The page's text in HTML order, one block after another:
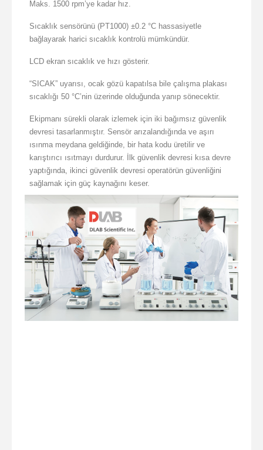
Maks. 1500 rpm’ye kadar hız.
Sıcaklık sensörünü (PT1000) ±0.2 °C hassasiyetle
bağlayarak harici sıcaklık kontrolü mümkündür.
LCD ekran sıcaklık ve hızı gösterir.
“SICAK” uyarısı, ocak gözü kapatılsa bile çalışma plakası
sıcaklığı 50 °C’nin üzerinde olduğunda yanıp sönecektir.
Ekipmanı sürekli olarak izlemek için iki bağımsız güvenlik
devresi tasarlanmıştır. Sensör arızalandığında ve aşırı
ısınma meydana geldiğinde, bir hata kodu üretilir ve
karıştırıcı ısıtmayı durdurur. İlk güvenlik devresi kısa devre
yaptığında, ikinci güvenlik devresi operatörün güvenliğini
sağlamak için güç kaynağını keser.